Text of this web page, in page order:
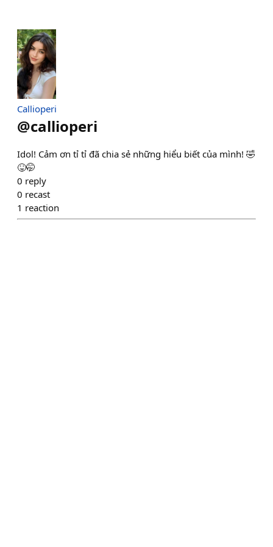
Callioperi
@callioperi
Idol! Cảm ơn tỉ tỉ đã chia sẻ những hiểu biết của mình! 🤣
😝🤭
0 reply
0 recast
1 reaction